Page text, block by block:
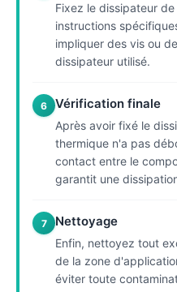
Fixez le dissipateur
instructions
impliquer des vis ou
dissipateur utilisé.
6 Vérification finale
Après avoir fixé le
thermique n'a pas
contact entre le
garantit une
7 Nettoyage
Enfin, nettoyez tout
de la zone
éviter toute